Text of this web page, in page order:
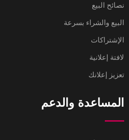
نصائح البيع
البيع والشراء بسرعة
الإشتراكات
لافتة إعلانية
تعزيز إعلانك
المساعدة والدعم